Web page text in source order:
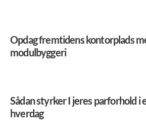
Opdag fremtidens kontorplads
modulbyggeri
Sådan styrker I jeres parforhold i
hverdag